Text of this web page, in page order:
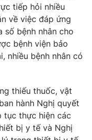
tiếp hỏi nhiều
về việc đáp ứng
số bệnh nhân cho
bệnh viện bảo
nhiều bệnh nhân có
thiếu thuốc, vật
hành Nghị quyết
tục thực hiện các
bị y tế và Nghị